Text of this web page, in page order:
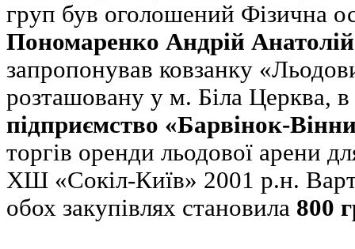
груп був оголошений Фізична
Пономаренко Андрій
запропонував ковзанку
розташовану у м. Біла Церква,
підприємство «Барвінок-
торгів оренди льодової арени
ХШ «Сокіл-Київ» 2001 р.н.
обох закупівлях становила 800